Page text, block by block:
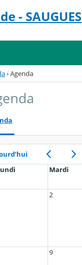
- SAUGUES
›Agenda
Mardi
2
9